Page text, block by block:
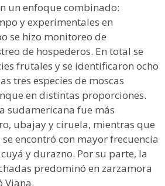
un enfoque combinado:
y experimentales en
se hizo monitoreo de
de hospederos. En total se
frutales y se identificaron ocho
tres especies de moscas
en distintas proporciones.
sudamericana fue más
ubajay y ciruela, mientras que
encontró con mayor frecuencia
y durazno. Por su parte, la
predominó en zarzamora
Viana.